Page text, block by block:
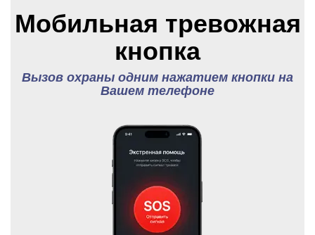
Мобильная тревожная
кнопка
Вызов охраны одним нажатием кнопки на
Вашем телефоне